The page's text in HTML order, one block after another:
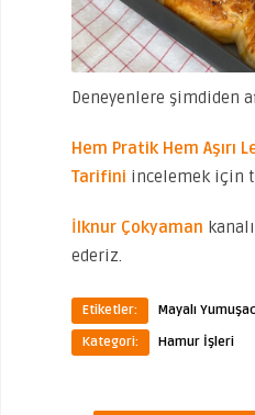
Deneyenlere şimdiden
Hem Pratik Hem Aşırı
Tarifini incelemek için
İlknur Çokyaman
ederiz.
Etiketler:
Mayalı
Kategori:
Hamur İşleri